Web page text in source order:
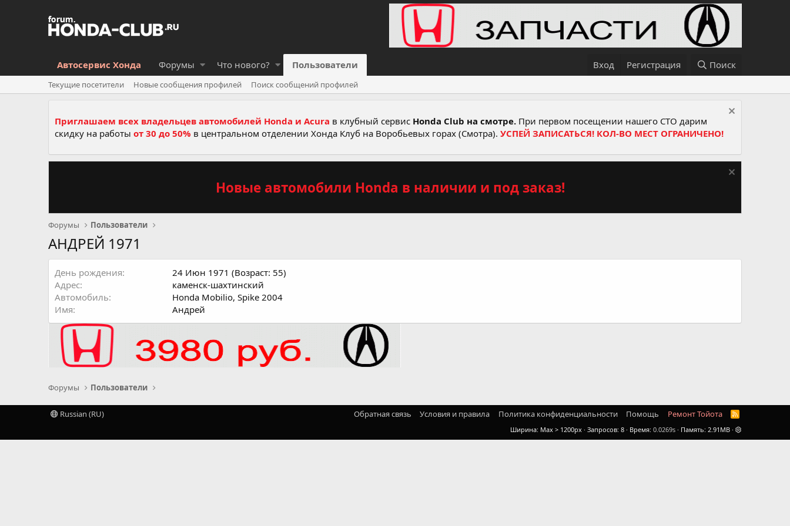
Автосервис Хонда Форумы Что нового? Пользователи Вход Регистрация Поиск
Текущие посетители Новые сообщения профилей Поиск сообщений профилей
Приглашаем всех владельцев автомобилей Honda и Acura в клубный сервис Honda Club на смотре. При первом посещении нашего СТО дарим
скидку на работы от 30 до 50% в центральном отделении Хонда Клуб на Воробьевых горах (Смотра). УСПЕЙ ЗАПИСАТЬСЯ! КОЛ-ВО МЕСТ ОГРАНИЧЕНО!
Новые автомобили Honda в наличии и под заказ!
Форумы Пользователи
АНДРЕЙ 1971
День рождения
24 Июн 1971 (Возраст: 55)
Адрес
каменск-шахтинский
Автомобиль
Honda Mobilio, Spike 2004
Имя
Андрей
Форумы Пользователи
Russian (RU) Обратная связь Условия и правила Политика конфиденциальности Помощь Ремонт Тойота
R
S
Ширина Запросов 8 Время 0.0269s Память 2.91MB